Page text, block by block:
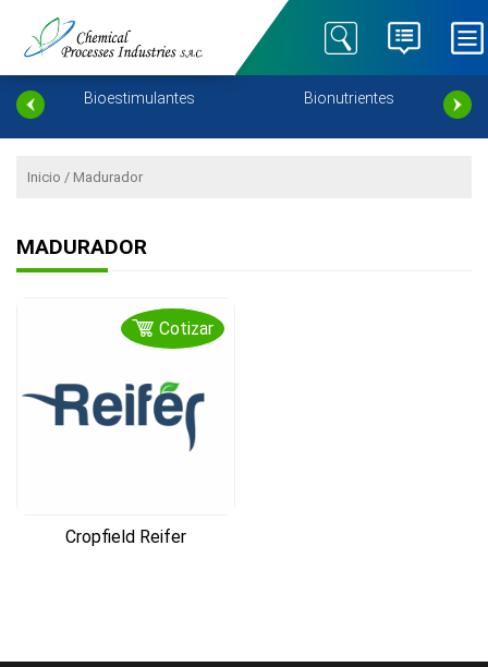
Industries SAC – Cropfield
Agrícola.
Bioestimulantes Bionutrientes
Inicio / Madurador
MADURADOR
Cropfield Reifer
Cotizar